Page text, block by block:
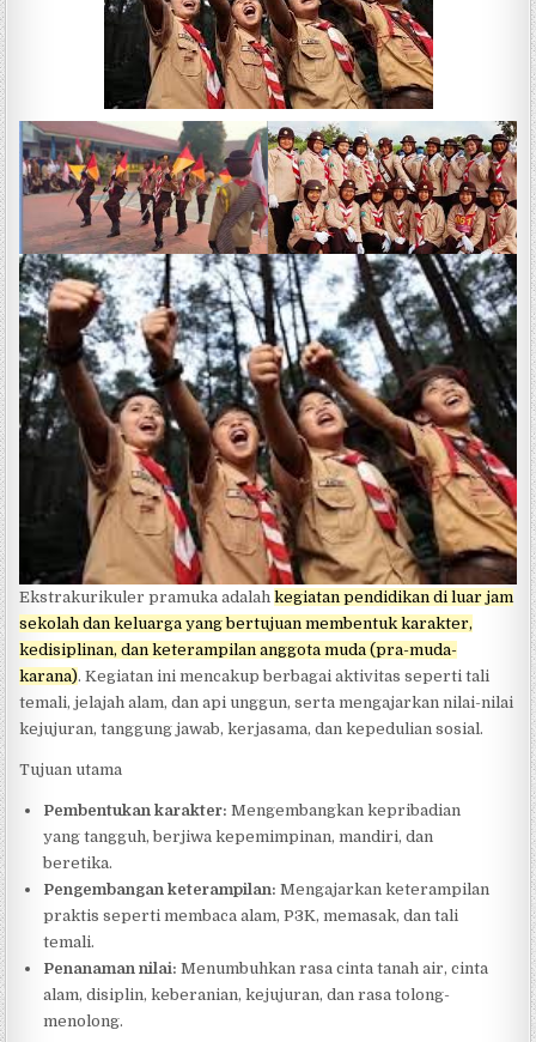
Ekstrakurikuler pramuka adalahkegiatan pendidikan di luar jam
sekolah dan keluarga yang bertujuan membentuk karakter,
kedisiplinan, dan keterampilan anggota muda (pra-muda-
karana). Kegiatan ini mencakup berbagai aktivitas seperti tali
temali, jelajah alam, dan api unggun, serta mengajarkan nilai-nilai
kejujuran, tanggung jawab, kerjasama, dan kepedulian sosial.
Tujuan utama
Pembentukan karakter: Mengembangkan kepribadian
yang tangguh, berjiwa kepemimpinan, mandiri, dan
beretika.
Pengembangan keterampilan: Mengajarkan keterampilan
praktis seperti membaca alam, P3K, memasak, dan tali
temali.
Penanaman nilai: Menumbuhkan rasa cinta tanah air, cinta
alam, disiplin, keberanian, kejujuran, dan rasa tolong-
menolong.